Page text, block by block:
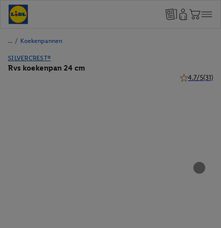
/ Koekenpannen
SILVERCREST®
Rvs koekenpan 24 cm
4.7/5(31)